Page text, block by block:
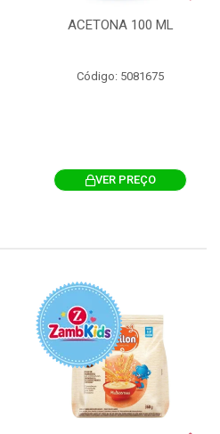
ACETONA 100 ML
Código: 5081675
VER PREÇO